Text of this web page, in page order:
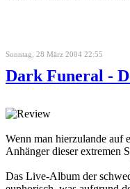
Sonntag, 28 März 2004 22:55
Dark Funeral -
Wenn man hierzulande auf
Anhänger dieser extremen
Das Live-Album der